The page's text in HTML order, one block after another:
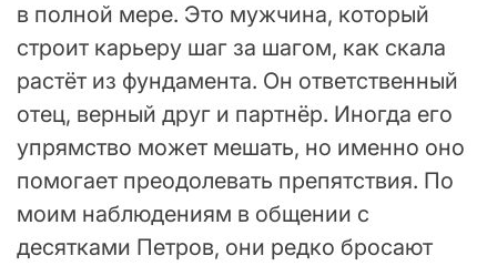
в полной мере. Это мужчина, который
строит карьеру шаг за шагом, как скала
растёт из фундамента. Он ответственный
отец, верный друг и партнёр. Иногда его
упрямство может мешать, но именно оно
помогает преодолевать препятствия. По
моим наблюдениям в общении с
десятками Петров, они редко бросают